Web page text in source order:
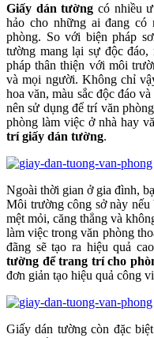
Giấy dán tường có nhiều
hảo cho những ai đang
phòng. So với biện pháp
tường mang lại sự độc
pháp thân thiện với môi
và mọi người. Không chỉ
hoa văn, màu sắc độc đáo
nên sử dụng để trí văn
phòng làm việc ở nhà hay
trí giấy dán tường.
Ngoài thời gian ở gia đình,
Môi trường công sở này nếu
mệt mỏi, căng thẳng và
làm việc trong văn phòng
đãng sẽ tạo ra hiệu quả
tường để trang trí cho
đơn giản tạo hiệu quả công
Giấy dán tường còn đặc